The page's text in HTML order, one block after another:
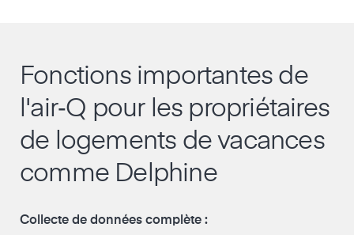
Fonctions importantes de
l'air‑Q pour les propriétaires
de logements de vacances
comme Delphine
Collecte de données complète :